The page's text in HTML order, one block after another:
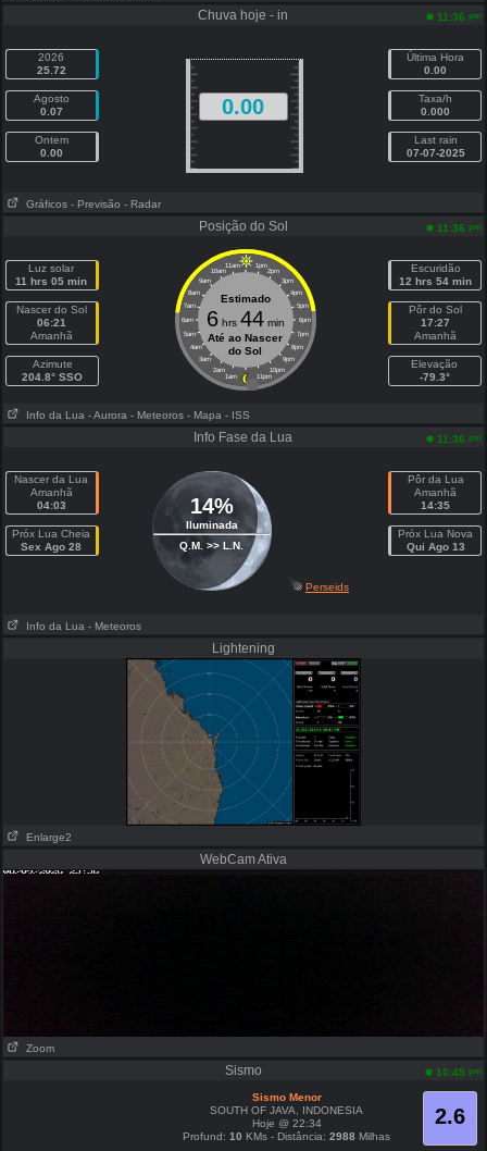
Chuva hoje - in 11:36 pm
2026
25.72
Agosto
0.07
Ontem
0.00
0.00
Última Hora
0.00
Taxa/h
0.000
Last rain
07-07-2025
Gráficos - Previsão - Radar
Posição do Sol 11:36 pm
Luz solar
11 hrs 05 min
Nascer do Sol
06:21
Amanhã
Azimute
204.8° SSO
11am 1pm
10am 2pm
9am 3pm
8am 4pm
7am 5pm
6am 6pm
5am 7pm
4am 8pm
3am 9pm
2am 10pm
1am 11pm
Estimado
6hrs 44min
Até ao Nascer
do Sol
Escuridão
12 hrs 54 min
Pôr do Sol
17:27
Amanhã
Elevação
-79.3°
Info da Lua - Aurora - Meteoros - Mapa - ISS
Info Fase da Lua 11:36 pm
Nascer da Lua
Amanhã
04:03
Próx Lua Cheia
Sex Ago 28
14%
Iluminada
Q.M. >> L.N.
Pôr da Lua
Amanhã
14:35
Próx Lua Nova
Qui Ago 13
Perseids
Info da Lua - Meteoros
Lightening
Enlarge2
WebCam Ativa
Zoom
Sismo 10:45 pm
2.6
Sismo Menor
SOUTH OF JAVA, INDONESIA
Hoje @ 22:34
Profund:10 KMs - Distância:2988 Milhas